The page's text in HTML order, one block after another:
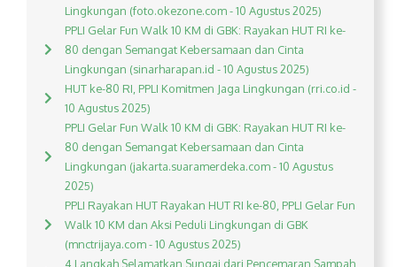
Lingkungan (foto.okezone.com - 10 Agustus 2025)
PPLI Gelar Fun Walk 10 KM di GBK: Rayakan HUT RI ke-
80 dengan Semangat Kebersamaan dan Cinta
Lingkungan (sinarharapan.id - 10 Agustus 2025)
HUT ke-80 RI, PPLI Komitmen Jaga Lingkungan (rri.co.id -
10 Agustus 2025)
PPLI Gelar Fun Walk 10 KM di GBK: Rayakan HUT RI ke-
80 dengan Semangat Kebersamaan dan Cinta
Lingkungan (jakarta.suaramerdeka.com - 10 Agustus
2025)
PPLI Rayakan HUT Rayakan HUT RI ke-80, PPLI Gelar Fun
Walk 10 KM dan Aksi Peduli Lingkungan di GBK
(mnctrijaya.com - 10 Agustus 2025)
4 Langkah Selamatkan Sungai dari Pencemaran Sampah